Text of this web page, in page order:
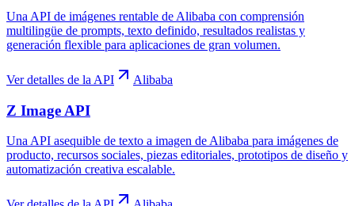
Una API de imágenes rentable de Alibaba con comprensión
multilingüe de prompts, texto definido, resultados realistas y
generación flexible para aplicaciones de gran volumen.
Ver detalles de la API Alibaba
Z Image API
Una API asequible de texto a imagen de Alibaba para imágenes de
producto, recursos sociales, piezas editoriales, prototipos de diseño y
automatización creativa escalable.